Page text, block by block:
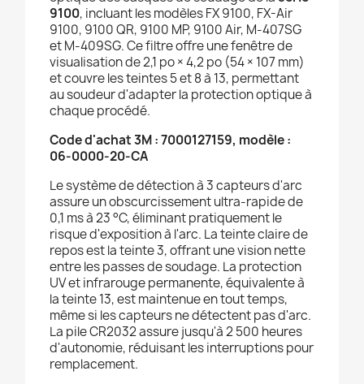
9100, incluant les modèles FX 9100, FX-Air
9100, 9100 QR, 9100 MP, 9100 Air, M-407SG
et M-409SG. Ce filtre offre une fenêtre de
visualisation de 2,1 po × 4,2 po (54 × 107 mm)
et couvre les teintes 5 et 8 à 13, permettant
au soudeur d'adapter la protection optique à
chaque procédé.
Code d'achat 3M : 7000127159, modèle :
06-0000-20-CA
Le système de détection à 3 capteurs d'arc
assure un obscurcissement ultra-rapide de
0,1 ms à 23 °C, éliminant pratiquement le
risque d'exposition à l'arc. La teinte claire de
repos est la teinte 3, offrant une vision nette
entre les passes de soudage. La protection
UV et infrarouge permanente, équivalente à
la teinte 13, est maintenue en tout temps,
même si les capteurs ne détectent pas d'arc.
La pile CR2032 assure jusqu'à 2 500 heures
d'autonomie, réduisant les interruptions pour
remplacement.